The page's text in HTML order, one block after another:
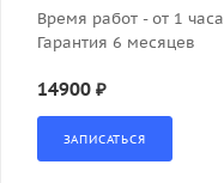
Время работ - от 1 часа
Гарантия 6 месяцев
14900 ₽